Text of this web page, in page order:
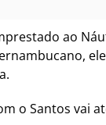
ao
o Santos vai